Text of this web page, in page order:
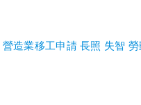
營造業移工申請 長照 失智 勞